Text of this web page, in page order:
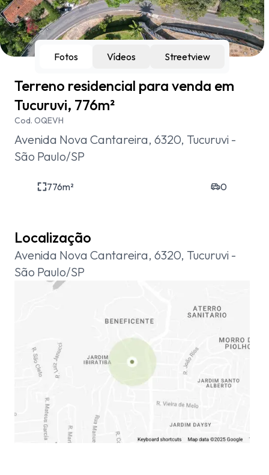
Fotos Vídeos Streetview
Terreno residencial para venda em
Tucuruvi, 776m²
Cod. OQEVH
Avenida Nova Cantareira, 6320, Tucuruvi -
São Paulo/SP
776m² 0
Localização
Avenida Nova Cantareira, 6320, Tucuruvi -
São Paulo/SP